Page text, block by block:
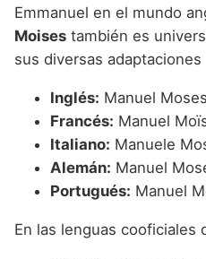
Emmanuel en el mundo
Moises también es
sus diversas
Inglés: Manuel Moses
Francés: Manuel
Italiano: Manuele
Alemán: Manuel
Portugués: Manuel
En las lenguas cooficiales